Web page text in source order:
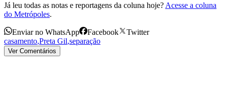
Já leu todas as notas e reportagens da coluna hoje? Acesse a coluna
do Metrópoles.
Enviar no WhatsApp Facebook
Twitter
casamento,Preta Gil,separação
Ver Comentários